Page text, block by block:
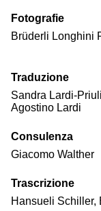
Fotografie
Brüderli Longhini
Traduzione
Sandra Lardi-Priuli
Agostino Lardi
Consulenza
Giacomo Walther
Trascrizione
Hansueli Schiller,